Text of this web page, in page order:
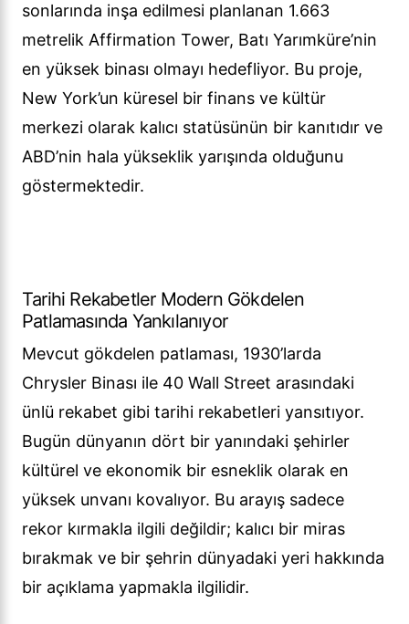
sonlarında inşa edilmesi planlanan 1.663
metrelik Affirmation Tower, Batı Yarımküre’nin
en yüksek binası olmayı hedefliyor. Bu proje,
New York’un küresel bir finans ve kültür
merkezi olarak kalıcı statüsünün bir kanıtıdır ve
ABD’nin hala yükseklik yarışında olduğunu
göstermektedir.
Tarihi Rekabetler Modern Gökdelen
Patlamasında Yankılanıyor
Mevcut gökdelen patlaması, 1930’larda
Chrysler Binası ile 40 Wall Street arasındaki
ünlü rekabet gibi tarihi rekabetleri yansıtıyor.
Bugün dünyanın dört bir yanındaki şehirler
kültürel ve ekonomik bir esneklik olarak en
yüksek unvanı kovalıyor. Bu arayış sadece
rekor kırmakla ilgili değildir; kalıcı bir miras
bırakmak ve bir şehrin dünyadaki yeri hakkında
bir açıklama yapmakla ilgilidir.